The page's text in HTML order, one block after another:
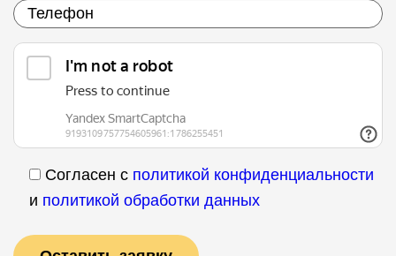
Согласен с политикой конфиденциальности
и политикой обработки данных